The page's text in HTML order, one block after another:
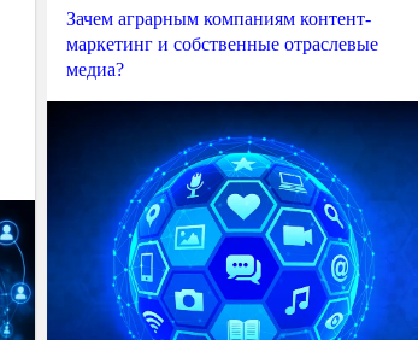
Зачем аграрным компаниям контент-
маркетинг и собственные отраслевые
медиа?